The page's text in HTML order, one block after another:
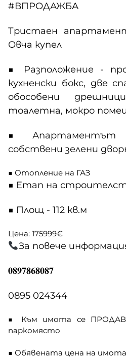
#ВПРОДАЖБА
Тристаен
Овча купел
■ Разположение -
кухненски бокс, две
обособени
тоалетна, мокро
■ Апартаментът
собствени зелени
■ Отопление на ГАЗ
■ Етап на
■ Площ - 112 кв.м
Цена: 175999€
За повече
𝟎𝟖𝟗𝟕𝟖𝟔𝟖𝟎𝟖𝟕
0895 024344
■ Към имота се
паркомясто
■ Обявената цена на